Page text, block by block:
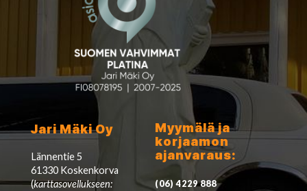
Jari Mäki Oy
Lännentie 5
61330 Koskenkorva
(karttasovellukseen:
Myymälä ja
korjaamon
ajanvaraus:
(06) 4229 888